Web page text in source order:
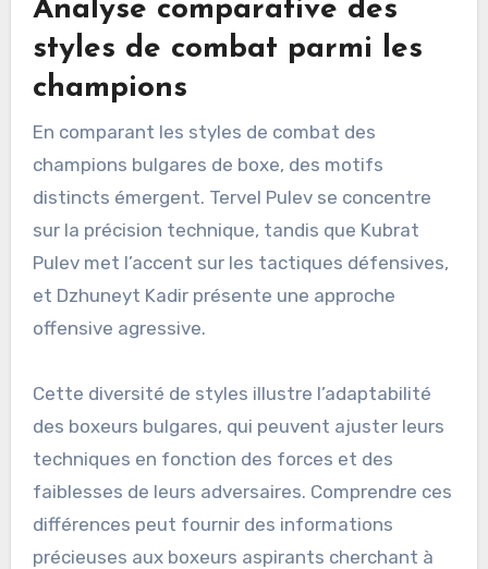
Analyse comparative des
styles de combat parmi les
champions
En comparant les styles de combat des
champions bulgares de boxe, des motifs
distincts émergent. Tervel Pulev se concentre
sur la précision technique, tandis que Kubrat
Pulev met l’accent sur les tactiques défensives,
et Dzhuneyt Kadir présente une approche
offensive agressive.
Cette diversité de styles illustre l’adaptabilité
des boxeurs bulgares, qui peuvent ajuster leurs
techniques en fonction des forces et des
faiblesses de leurs adversaires. Comprendre ces
différences peut fournir des informations
précieuses aux boxeurs aspirants cherchant à